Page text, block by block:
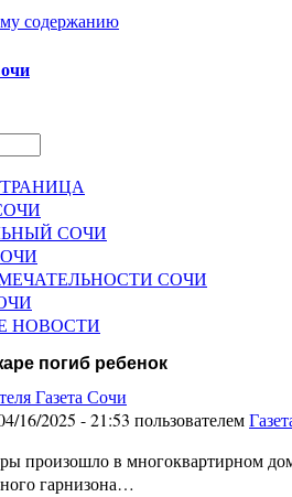
содержанию
СОЧИ
СОЧИ
НОВОСТИ
погиб ребенок
16/2025 - 21:53 пользователем
произошло в многоквартирном
гарнизона…